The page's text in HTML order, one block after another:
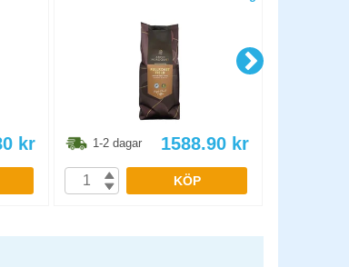
kr 1-2 dagar 1588.90 kr
KÖP